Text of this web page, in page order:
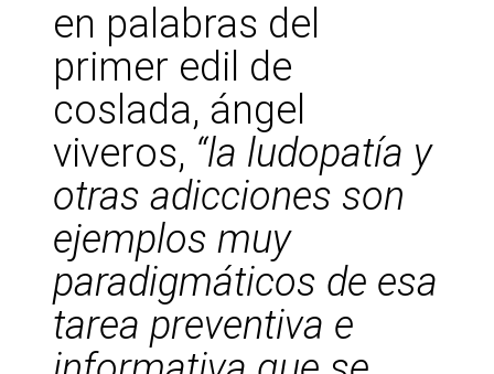
en palabras del
primer edil de
coslada, ángel
viveros, “la ludopatía y
otras adicciones son
ejemplos muy
paradigmáticos de esa
tarea preventiva e